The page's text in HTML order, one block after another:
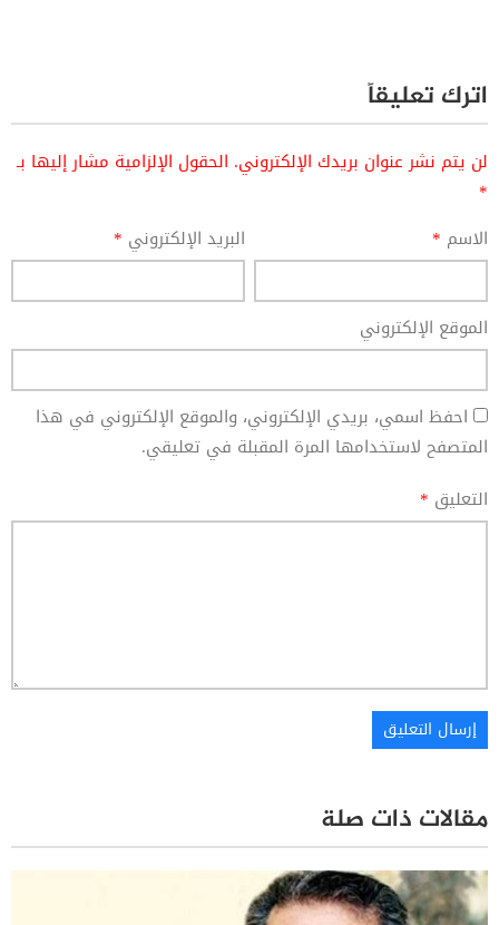
اترك تعليقاً
لن يتم نشر عنوان بريدك الإلكتروني. الحقول الإلزامية مشار إليها بـ
*
الاسم * البريد الإلكتروني *
الموقع الإلكتروني
احفظ اسمي، بريدي الإلكتروني، والموقع الإلكتروني في هذا
المتصفح لاستخدامها المرة المقبلة في تعليقي.
التعليق *
مقالات ذات صلة